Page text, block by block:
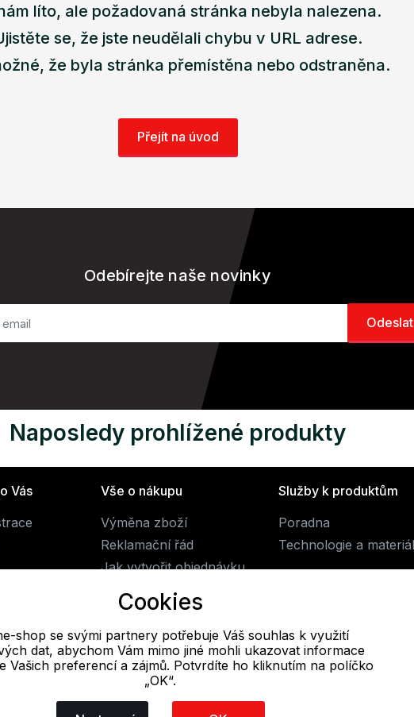
líto, ale požadovaná stránka nebyla nalezena.
se, že jste neudělali chybu v URL adrese.
že byla stránka přemístěna nebo odstraněna.
Přejít na úvod
Odebírejte naše novinky
Naposledy prohlížené produkty
Vás
Vše o nákupu
Výměna zboží
Reklamační řád
Jak vytvořit objednávku
Obchodní podmínky
Doprava
Služby k produktům
Poradna
Technologie a
E-mail
obchod@alpine-shop.cz
Cookies
shop se svými partnery potřebuje Váš souhlas k využití
dat, abychom Vám mimo jiné mohli ukazovat informace
Vašich preferencí a zájmů. Potvrdíte ho kliknutím na políčko
„OK“.